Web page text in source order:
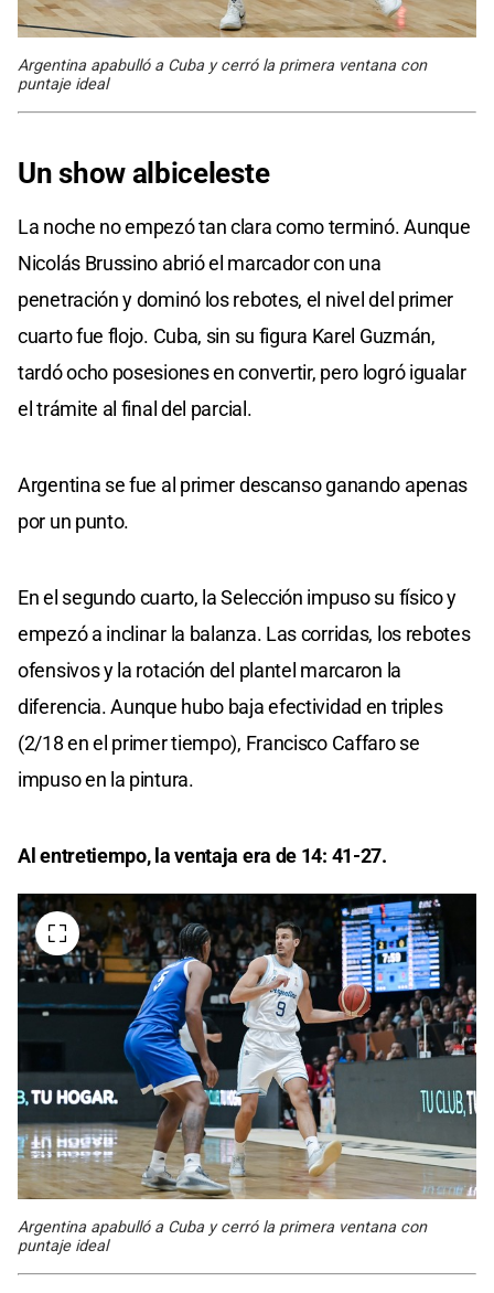
Argentina apabulló a Cuba y cerró la primera ventana con
puntaje ideal
Un show albiceleste
La noche no empezó tan clara como terminó. Aunque
Nicolás Brussino abrió el marcador con una
penetración y dominó los rebotes, el nivel del primer
cuarto fue flojo. Cuba, sin su figura Karel Guzmán,
tardó ocho posesiones en convertir, pero logró igualar
el trámite al final del parcial.
Argentina se fue al primer descanso ganando apenas
por un punto.
En el segundo cuarto, la Selección impuso su físico y
empezó a inclinar la balanza. Las corridas, los rebotes
ofensivos y la rotación del plantel marcaron la
diferencia. Aunque hubo baja efectividad en triples
(2/18 en el primer tiempo), Francisco Caffaro se
impuso en la pintura.
Al entretiempo, la ventaja era de 14: 41-27.
Argentina apabulló a Cuba y cerró la primera ventana con
puntaje ideal